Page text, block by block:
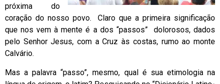
próxima do
coração do nosso povo. Claro que a primeira significação
que nos vem à mente é a dos “passos” dolorosos, dados
pelo Senhor Jesus, com a Cruz às costas, rumo ao monte
Calvário.
Mas a palavra “passo”, mesmo, qual é sua etimologia na